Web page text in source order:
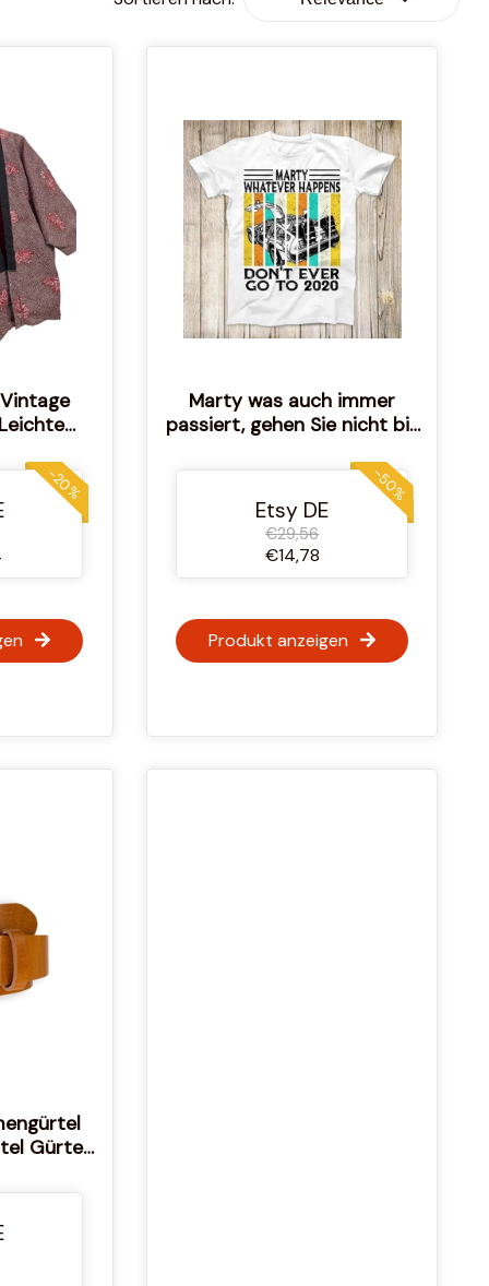
-20%
Marty was auch immer
passiert, gehen Sie nicht bis
Film Top T-Shirt Beste süßes
Geschenk Herren Frauen
Unisex T-Shirt 3068
Etsy DE
€29,56
€14,78
-50%
Produkt anzeigen
Gürtel